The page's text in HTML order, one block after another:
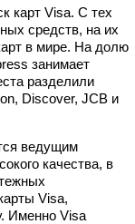
карт Visa. С тех
средств, на их
в мире. На долю
занимает
разделили
Discover, JCB и
ведущим
качества, в
Visa,
Именно Visa